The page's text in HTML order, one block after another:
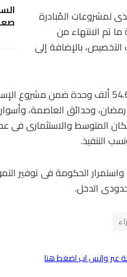
لمشروعات المُبادرة
تم الانتهاء من
بالإضافة إلى
وأشارت إلى أن المشروع يتضمن تنفيذ
المتوسط والاستثمارى
التنفيذ.
الحكومة فى توفير
الدخل.
عبر واتس اب اضغط هنا